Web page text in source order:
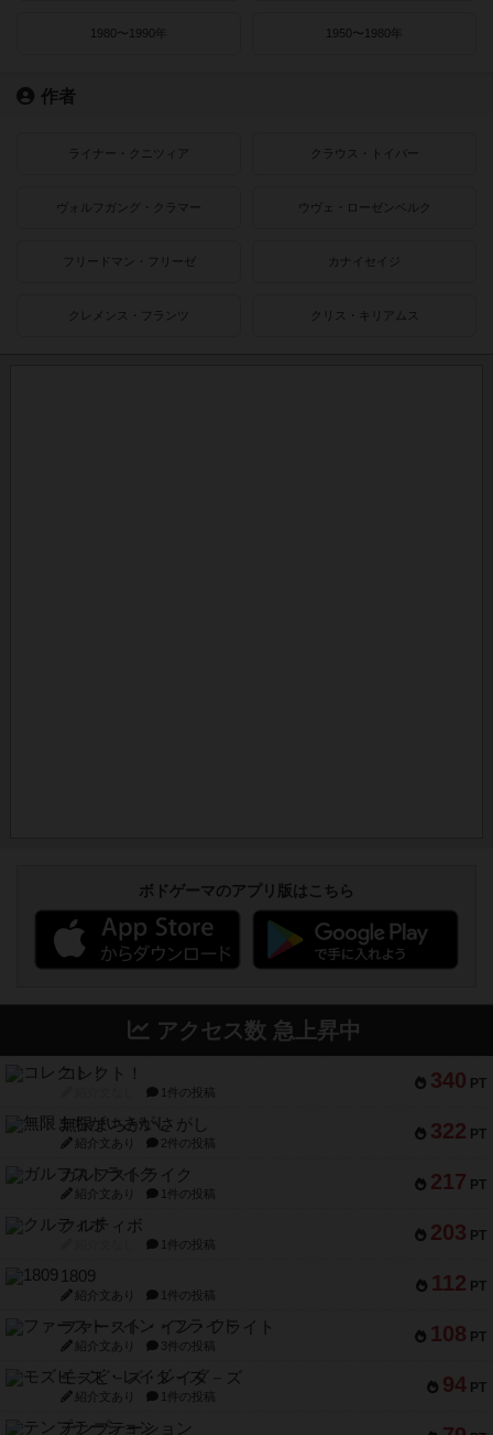
1980〜1990年 1950〜1980年
作者
ライナー・クニツィア クラウス・トイバー
ヴォルフガング・クラマー ウヴェ・ローゼンベルク
フリードマン・フリーゼ カナイセイジ
クレメンス・フランツ クリス・キリアムス
ボドゲーマのアプリ版はこちら
アクセス数 急上昇中
340 PT
コレクト！
1件の投稿
322 PT
無限まちがいさがし
紹介文あり 2件の投稿
217 PT
ガルフストライク
紹介文あり 1件の投稿
203 PT
クルティボ
1件の投稿
112 PT
1809
紹介文あり 1件の投稿
108 PT
ファースト・イン・フライト
紹介文あり 3件の投稿
94 PT
モズビ－ズ・レイダ－ズ
紹介文あり 1件の投稿
テンプテーション